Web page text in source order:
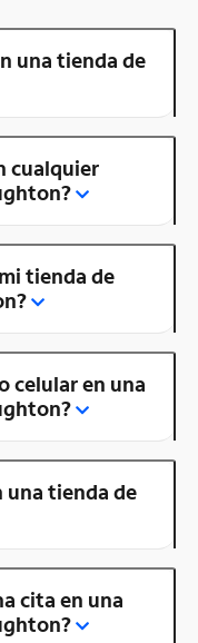
una tienda de
cualquier
tienda de
celular en una
una tienda de
cita en una